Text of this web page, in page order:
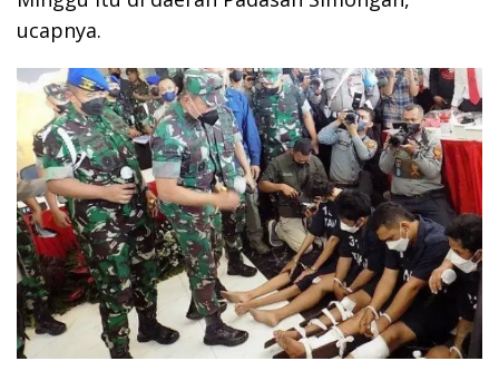
ucapnya.